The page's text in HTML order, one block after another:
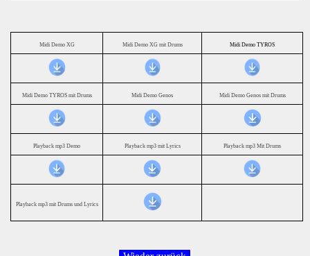
Midi Demo XG Midi Demo XG mit Drums Midi Demo TYROS
Midi Demo TYROS mit Drums Midi Demo Genos Midi Demo Genos mit Drums
Playback mp3 Demo Playback mp3 mit Lyrics Playback mp3 Mit Drums
Playback mp3 mit Drums und Lyrics